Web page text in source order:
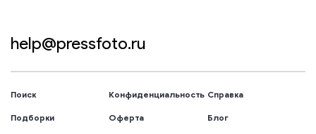
help@pressfoto.ru
Поиск
Подборки
Конфиденциальность
Оферта
Справка
Блог